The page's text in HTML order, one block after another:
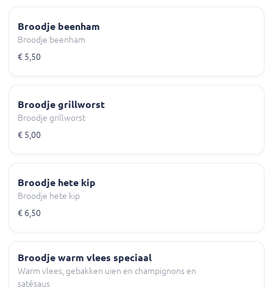
Broodje beenham
Broodje beenham
€ 5,50
Broodje grillworst
Broodje grillworst
€ 5,00
Broodje hete kip
Broodje hete kip
€ 6,50
Broodje warm vlees speciaal
Warm vlees, gebakken uien en champignons en
satésaus